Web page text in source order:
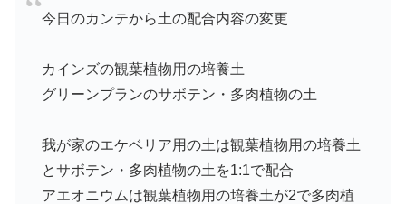
今日のカンテから土の配合内容の変更
カインズの観葉植物用の培養土
グリーンプランのサボテン・多肉植物の土
我が家のエケベリア用の土は観葉植物用の培養土
とサボテン・多肉植物の土を1:1で配合
アエオニウムは観葉植物用の培養土が2で多肉植